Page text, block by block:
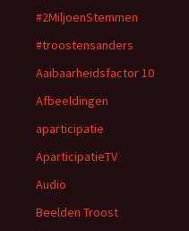
#2MiljoenStemmen
#troostensanders
Aaibaarheidsfactor 10
Afbeeldingen
aparticipatie
AparticipatieTV
Audio
Beelden Troost